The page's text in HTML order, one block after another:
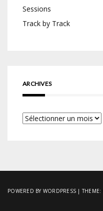
Sessions
Track by Track
ARCHIVES
Archives
POWERED BY WORDPRESS |THEME: